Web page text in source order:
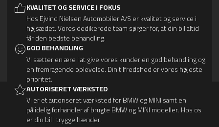
KVALITET OG SERVICE I FOKUS
Hos Ejvind Nielsen Automobiler A/S er kvalitet og service i
højsædet. Vores dedikerede team sørger for, at din bil altid
får den bedste behandling.
GOD BEHANDLING
Vi sætter en ære i at give vores kunder en god behandling og
en fremragende oplevelse. Din tilfredshed er vores højeste
prioritet.
AUTORISERET VÆRKSTED
Vi er et autoriseret værksted for BMW og MINI samt en
pålidelig forhandler af brugte BMW og MINI modeller. Hos os
er din bil i trygge hænder.